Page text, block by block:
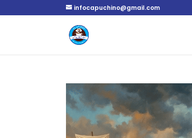
infocapuchino@gmail.com